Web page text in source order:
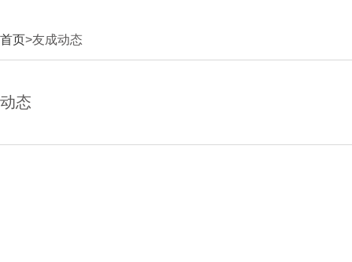
首页>友成动态
动态